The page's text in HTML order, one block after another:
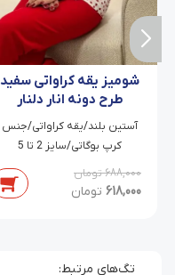
شومیز یقه کراواتی سفید
طرح دونه انار دلنار
آستین بلند/یقه کراواتی/جنس
کرپ بوگاتی/سایز 2 تا 5
688,000تومان
618,000 تومان